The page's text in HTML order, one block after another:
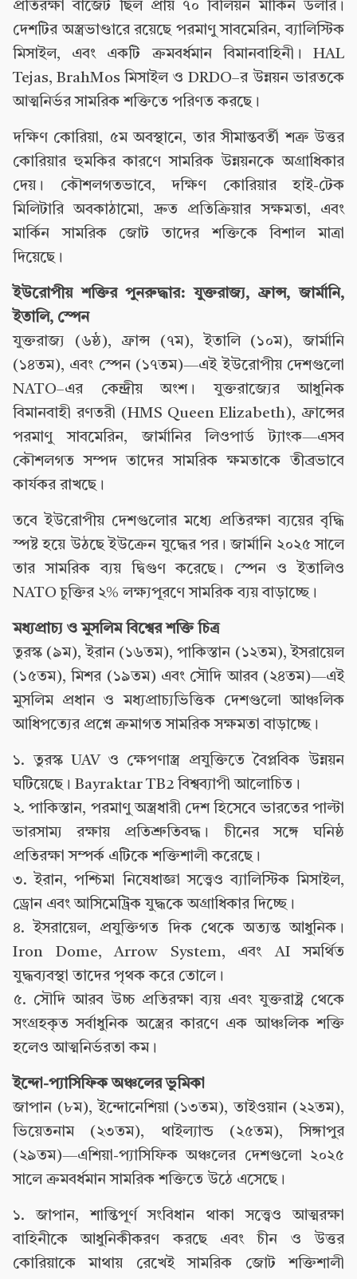
প্রতিরক্ষা বাজেট ছিল প্রায় ৭০ বিলিয়ন মার্কিন ডলার।
দেশটির অস্ত্রভাণ্ডারে রয়েছে পরমাণু সাবমেরিন, ব্যালিস্টিক
মিসাইল, এবং একটি ক্রমবর্ধমান বিমানবাহিনী। HAL
Tejas, BrahMos মিসাইল ও DRDO–র উন্নয়ন ভারতকে
আত্মনির্ভর সামরিক শক্তিতে পরিণত করছে।
দক্ষিণ কোরিয়া, ৫ম অবস্থানে, তার সীমান্তবর্তী শত্রু উত্তর
কোরিয়ার হুমকির কারণে সামরিক উন্নয়নকে অগ্রাধিকার
দেয়। কৌশলগতভাবে, দক্ষিণ কোরিয়ার হাই-টেক
মিলিটারি অবকাঠামো, দ্রুত প্রতিক্রিয়ার সক্ষমতা, এবং
মার্কিন সামরিক জোট তাদের শক্তিকে বিশাল মাত্রা
দিয়েছে।
ইউরোপীয় শক্তির পুনরুদ্ধার: যুক্তরাজ্য, ফ্রান্স, জার্মানি,
ইতালি, স্পেন
যুক্তরাজ্য (৬ষ্ঠ), ফ্রান্স (৭ম), ইতালি (১০ম), জার্মানি
(১৪তম), এবং স্পেন (১৭তম)—এই ইউরোপীয় দেশগুলো
NATO–এর কেন্দ্রীয় অংশ। যুক্তরাজ্যের আধুনিক
বিমানবাহী রণতরী (HMS Queen Elizabeth), ফ্রান্সের
পরমাণু সাবমেরিন, জার্মানির লিওপার্ড ট্যাংক—এসব
কৌশলগত সম্পদ তাদের সামরিক ক্ষমতাকে তীব্রভাবে
কার্যকর রাখছে।
তবে ইউরোপীয় দেশগুলোর মধ্যে প্রতিরক্ষা ব্যয়ের বৃদ্ধি
স্পষ্ট হয়ে উঠছে ইউক্রেন যুদ্ধের পর। জার্মানি ২০২৫ সালে
তার সামরিক ব্যয় দ্বিগুণ করেছে। স্পেন ও ইতালিও
NATO চুক্তির ২% লক্ষ্যপূরণে সামরিক ব্যয় বাড়াচ্ছে।
মধ্যপ্রাচ্য ও মুসলিম বিশ্বের শক্তি চিত্র
তুরস্ক (৯ম), ইরান (১৬তম), পাকিস্তান (১২তম), ইসরায়েল
(১৫তম), মিশর (১৯তম) এবং সৌদি আরব (২৪তম)—এই
মুসলিম প্রধান ও মধ্যপ্রাচ্যভিত্তিক দেশগুলো আঞ্চলিক
আধিপত্যের প্রশ্নে ক্রমাগত সামরিক সক্ষমতা বাড়াচ্ছে।
১. তুরস্ক UAV ও ক্ষেপণাস্ত্র প্রযুক্তিতে বৈপ্লবিক উন্নয়ন
ঘটিয়েছে। Bayraktar TB2 বিশ্বব্যাপী আলোচিত।
২. পাকিস্তান, পরমাণু অস্ত্রধারী দেশ হিসেবে ভারতের পাল্টা
ভারসাম্য রক্ষায় প্রতিশ্রুতিবদ্ধ। চীনের সঙ্গে ঘনিষ্ঠ
প্রতিরক্ষা সম্পর্ক এটিকে শক্তিশালী করেছে।
৩. ইরান, পশ্চিমা নিষেধাজ্ঞা সত্ত্বেও ব্যালিস্টিক মিসাইল,
ড্রোন এবং আসিমেট্রিক যুদ্ধকে অগ্রাধিকার দিচ্ছে।
৪. ইসরায়েল, প্রযুক্তিগত দিক থেকে অত্যন্ত আধুনিক।
Iron Dome, Arrow System, এবং AI সমর্থিত
যুদ্ধব্যবস্থা তাদের পৃথক করে তোলে।
৫. সৌদি আরব উচ্চ প্রতিরক্ষা ব্যয় এবং যুক্তরাষ্ট্র থেকে
সংগ্রহকৃত সর্বাধুনিক অস্ত্রের কারণে এক আঞ্চলিক শক্তি
হলেও আত্মনির্ভরতা কম।
ইন্দো-প্যাসিফিক অঞ্চলের ভুমিকা
জাপান (৮ম), ইন্দোনেশিয়া (১৩তম), তাইওয়ান (২২তম),
ভিয়েতনাম (২৩তম), থাইল্যান্ড (২৫তম), সিঙ্গাপুর
(২৯তম)—এশিয়া-প্যাসিফিক অঞ্চলের দেশগুলো ২০২৫
সালে ক্রমবর্ধমান সামরিক শক্তিতে উঠে এসেছে।
১. জাপান, শান্তিপূর্ণ সংবিধান থাকা সত্ত্বেও আত্মরক্ষা
বাহিনীকে আধুনিকীকরণ করছে এবং চীন ও উত্তর
কোরিয়াকে মাথায় রেখেই সামরিক জোট শক্তিশালী